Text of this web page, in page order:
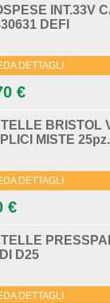
INT.33V
DEFI
DETTAGLI
€
BRISTOL
MISTE
DETTAGLI
€
D25
DETTAGLI